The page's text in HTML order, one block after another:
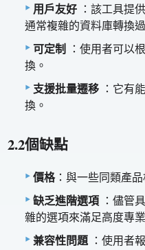
用戶友好
：該工具提
通常複雜的資料庫轉換過
可定制
：使用者可以
換。
支援批量遷移
：它有
換。
2.2個缺點
價格：與一些同類產
缺乏進階選項
：儘管
雜的選項來滿足高度專
兼容性問題
：使用者